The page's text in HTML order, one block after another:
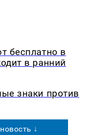
бесплатно в
в ранний
знаки против
↓